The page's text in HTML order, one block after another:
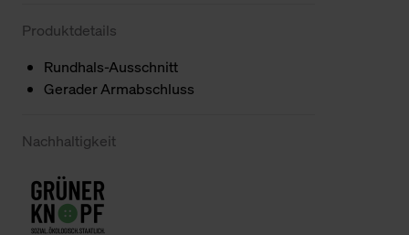
Produktdetails
Rundhals-Ausschnitt
Gerader Armabschluss
Nachhaltigkeit